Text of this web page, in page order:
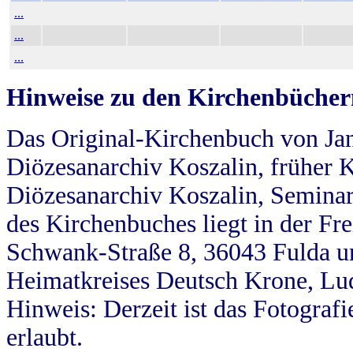
...
...
...
Hinweise zu den
Das Original-Kirchenbuch von
Diözesanarchiv Koszalin, früher
Diözesanarchiv Koszalin,
des Kirchenbuches liegt in der
Schwank-Straße 8, 36043 Fulda
Heimatkreises Deutsch Krone,
Hinweis: Derzeit ist das
erlaubt.